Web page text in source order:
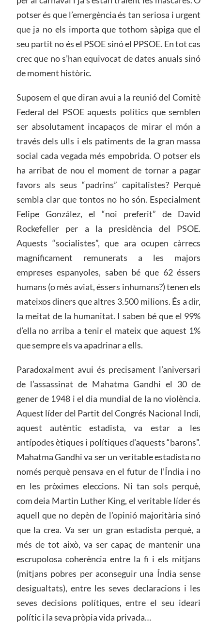
potser és que l’emergència és tan seriosa i urgent
que ja no els importa que tothom sàpiga que el
seu partit no és el PSOE sinó el PPSOE. En tot cas
crec que no s’han equivocat de dates anuals sinó
de moment històric.
Suposem el que diran avui a la reunió del Comitè
Federal del PSOE aquests polítics que semblen
ser absolutament incapaços de mirar el món a
través dels ulls i els patiments de la gran massa
social cada vegada més empobrida. O potser els
ha arribat de nou el moment de tornar a pagar
favors als seus “padrins” capitalistes? Perquè
sembla clar que tontos no ho són. Especialment
Felipe González, el “noi preferit” de David
Rockefeller per a la presidència del PSOE.
Aquests “socialistes”, que ara ocupen càrrecs
magníficament remunerats a les majors
empreses espanyoles, saben bé que 62 éssers
humans (o més aviat, éssers inhumans?) tenen els
mateixos diners que altres 3.500 milions. És a dir,
la meitat de la humanitat. I saben bé que el 99%
d’ella no arriba a tenir el mateix que aquest 1%
que sempre els va apadrinar a ells.
Paradoxalment avui és precisament l’aniversari
de l’assassinat de Mahatma Gandhi el 30 de
gener de 1948 i el dia mundial de la no violència.
Aquest líder del Partit del Congrés Nacional Indi,
aquest autèntic estadista, va estar a les
antípodes ètiques i polítiques d’aquests “barons”.
Mahatma Gandhi va ser un veritable estadista no
només perquè pensava en el futur de l’Índia i no
en les pròximes eleccions. Ni tan sols perquè,
com deia Martin Luther King, el veritable líder és
aquell que no depèn de l’opinió majoritària sinó
que la crea. Va ser un gran estadista perquè, a
més de tot això, va ser capaç de mantenir una
escrupolosa coherència entre la fi i els mitjans
(mitjans pobres per aconseguir una Índia sense
desigualtats), entre les seves declaracions i les
seves decisions polítiques, entre el seu ideari
polític i la seva pròpia vida privada…